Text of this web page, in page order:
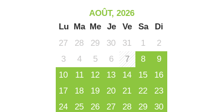
AOÛT, 2026
Lu
Ma Me Je Ve Sa
Di
27
28 29 30 31 1
2
3
4 5 6 7 8
9
10
11 12 13 14 15
16
17
18 19 20 21 22
23
24
25 26 27 28 29
30